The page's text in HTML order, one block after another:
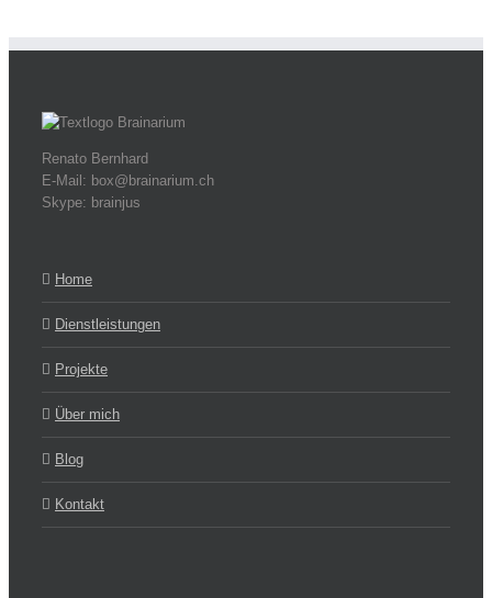
Renato Bernhard
E-Mail: box@brainarium.ch
Skype: brainjus
Home
Dienstleistungen
Projekte
Über mich
Blog
Kontakt